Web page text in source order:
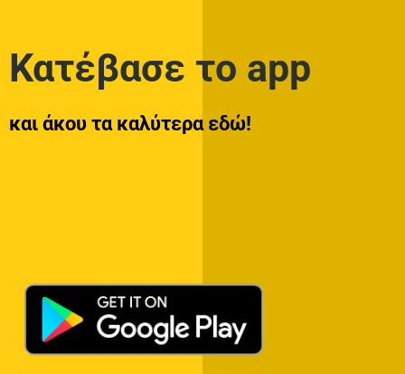
Κατέβασε το app
και άκου τα καλύτερα εδώ!